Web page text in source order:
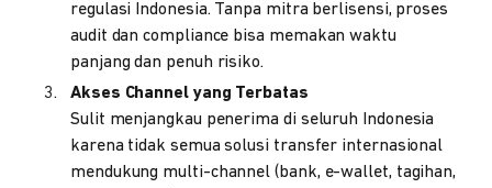
regulasi Indonesia. Tanpa mitra berlisensi, proses
audit dan compliance bisa memakan waktu
panjang dan penuh risiko.
Akses Channel yang Terbatas
Sulit menjangkau penerima di seluruh Indonesia
karena tidak semua solusi transfer internasional
mendukung multi-channel (bank, e-wallet, tagihan,